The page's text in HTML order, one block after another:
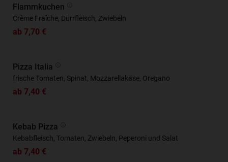
Flammkuchen
Crème Fraîche, Dürrfleisch, Zwiebeln
ab 7,70 €
Pizza Italia
frische Tomaten, Spinat, Mozzarellakäse, Oregano
ab 7,40 €
Kebab Pizza
Kebabfleisch, Tomaten, Zwiebeln, Peperoni und Salat
ab 7,40 €